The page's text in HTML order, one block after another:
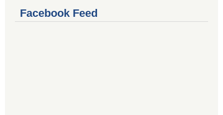
Facebook Feed